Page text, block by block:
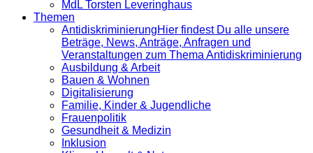
MdL Torsten Leveringhaus
Themen
Antidiskrimi­nierungHier findest Du alle unsere
Beträge, News, Anträge, Anfragen und
Veranstaltungen zum Thema Antidiskriminierung
Ausbildung & Arbeit
Bauen & Wohnen
Digitalisierung
Familie, Kinder & Jugendliche
Frauenpolitik
Gesundheit & Medizin
Inklusion